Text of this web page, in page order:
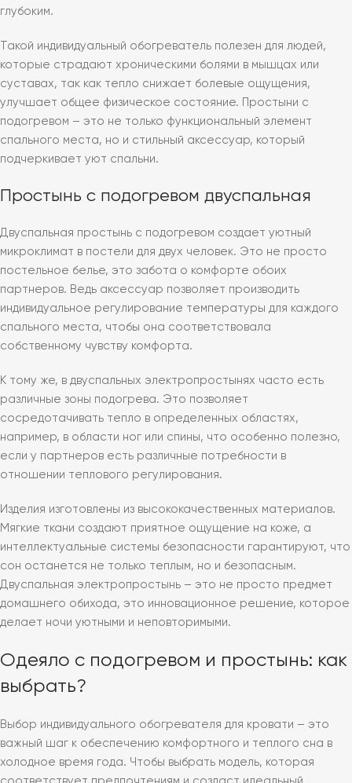
глубоким.
Такой индивидуальный обогреватель полезен для людей,
которые страдают хроническими болями в мышцах или
суставах, так как тепло снижает болевые ощущения,
улучшает общее физическое состояние. Простыни с
подогревом – это не только функциональный элемент
спального места, но и стильный аксессуар, который
подчеркивает уют спальни.
Простынь с подогревом двуспальная
Двуспальная простынь с подогревом создает уютный
микроклимат в постели для двух человек. Это не просто
постельное белье, это забота о комфорте обоих
партнеров. Ведь аксессуар позволяет производить
индивидуальное регулирование температуры для каждого
спального места, чтобы она соответствовала
собственному чувству комфорта.
К тому же, в двуспальных электропростынях часто есть
различные зоны подогрева. Это позволяет
сосредотачивать тепло в определенных областях,
например, в области ног или спины, что особенно полезно,
если у партнеров есть различные потребности в
отношении теплового регулирования.
Изделия изготовлены из высококачественных материалов.
Мягкие ткани создают приятное ощущение на коже, а
интеллектуальные системы безопасности гарантируют, что
сон останется не только теплым, но и безопасным.
Двуспальная электропростынь – это не просто предмет
домашнего обихода, это инновационное решение, которое
делает ночи уютными и неповторимыми.
Одеяло с подогревом и простынь: как
выбрать?
Выбор индивидуального обогревателя для кровати – это
важный шаг к обеспечению комфортного и теплого сна в
холодное время года. Чтобы выбрать модель, которая